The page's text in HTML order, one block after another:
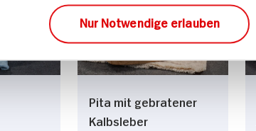
Nur Notwendige erlauben
Hauptspeisen
Pita mit gebratener
Kalbsleber